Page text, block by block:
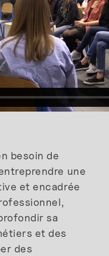
besoin de
une
et encadrée
sa
et des
des